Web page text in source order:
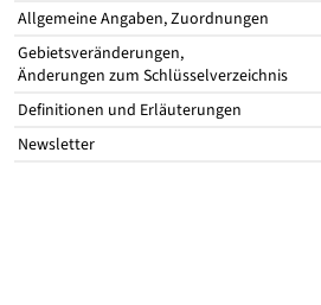
Allgemeine Angaben, Zuordnungen
Gebietsveränderungen,
Änderungen zum Schlüsselverzeichnis
Definitionen und Erläuterungen
Newsletter